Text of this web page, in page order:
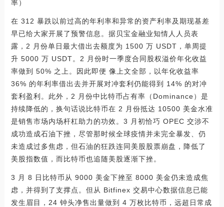
率）
在 312 暴跌以前过高的年利率和异常的资产利率及期现基差
早已给大家开展了预警信息。据贝宝金融业知情人人员表
露，2 月份单日最大借出去额度为 1500 万 USDT，单周提
升 5000 万 USDT。2 月份时一季度合同股权溢价年化收益
率做到 50% 之上。因此即便 像上文全部，以年化收益率
36% 的年利率借出去并开展对冲套利仍能得到 14% 的对冲
套利盈利。此外，2 月份中比特币占有率（Dominance）是
持续降低的，换句话说比特币在 2 月份抵达 10500 美金水准
是销售市场内场杆杠助力的功效。3 月初恰巧 OPEC 交涉不
成功造成石油下挫，尽管那时候全球疫情并未完全暴发、仍
未造成过多焦虑，但石油的狂跌连同美股股票崩盘，降低了
美股指数值，而比特币也追随美股逐渐下挫。
3 月 8 日比特币从 9000 美金下挫至 8000 美金仍未造成焦
虑，并得到了支撑点。但从 Bitfinex 交易中心数据信息已能
发生眉目，24 钟头净售出量做到 4 万枚比特币，远超日常成